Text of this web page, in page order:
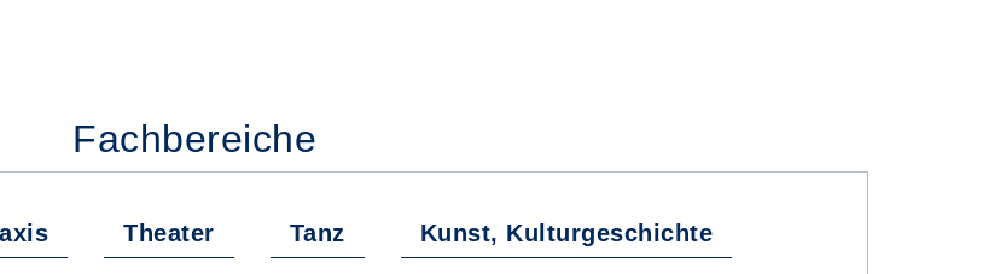
Fachbereiche
Theater Tanz Kunst, Kulturgeschichte